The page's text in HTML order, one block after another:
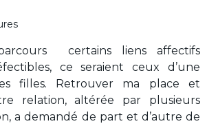
certains liens affectifs
ce seraient ceux d’une
filles. Retrouver ma place et
relation, altérée par plusieurs
a demandé de part et d’autre de